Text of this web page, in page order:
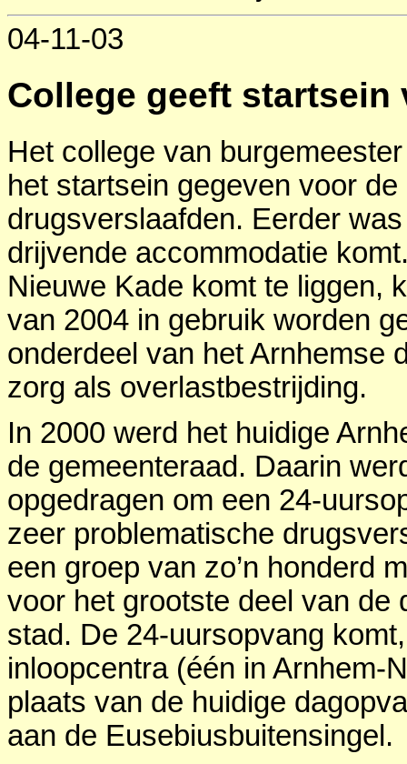
04-11-03
College geeft
Het college van
het startsein gegeven voor
drugsverslaafden. Eerder
drijvende accommodatie
Nieuwe Kade komt te liggen,
van 2004 in gebruik worden
onderdeel van het Arnhemse
zorg als overlastbestrijding.
In 2000 werd het huidige
de gemeenteraad. Daarin
opgedragen om een 24-
zeer problematische
een groep van zo’n honderd
voor het grootste deel van de
stad. De 24-uursopvang
inloopcentra (één in Arnhem-
plaats van de huidige
aan de Eusebiusbuitensingel.